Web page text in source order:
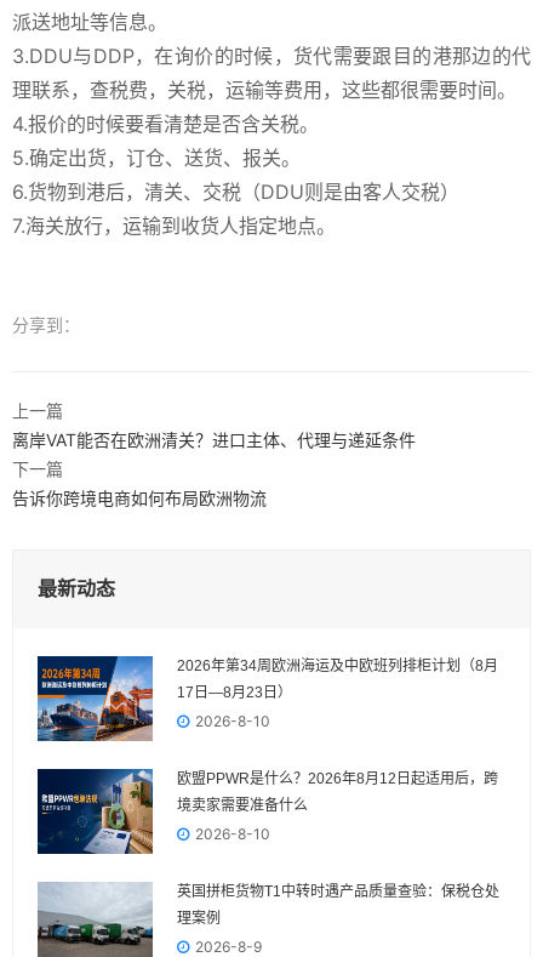
派送地址等信息。
3.DDU与DDP，在询价的时候，货代需要跟目的港那边的代
理联系，查税费，关税，运输等费用，这些都很需要时间。
4.报价的时候要看清楚是否含关税。
5.确定出货，订仓、送货、报关。
6.货物到港后，清关、交税（DDU则是由客人交税）
7.海关放行，运输到收货人指定地点。
分享到：
上一篇
离岸VAT能否在欧洲清关？进口主体、代理与递延条件
下一篇
告诉你跨境电商如何布局欧洲物流
最新动态
2026年第34周欧洲海运及中欧班列排柜计划（8月
17日—8月23日）
2026-8-10
欧盟PPWR是什么？2026年8月12日起适用后，跨
境卖家需要准备什么
2026-8-10
英国拼柜货物T1中转时遇产品质量查验：保税仓处
理案例
2026-8-9